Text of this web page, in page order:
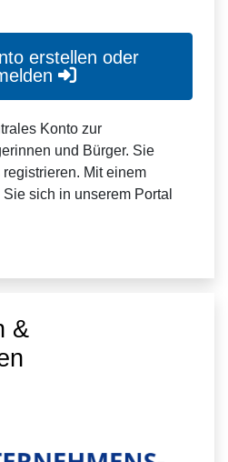
erstellen oder
Konto zur
und Bürger. Sie
Mit einem
sich in unserem Portal
&